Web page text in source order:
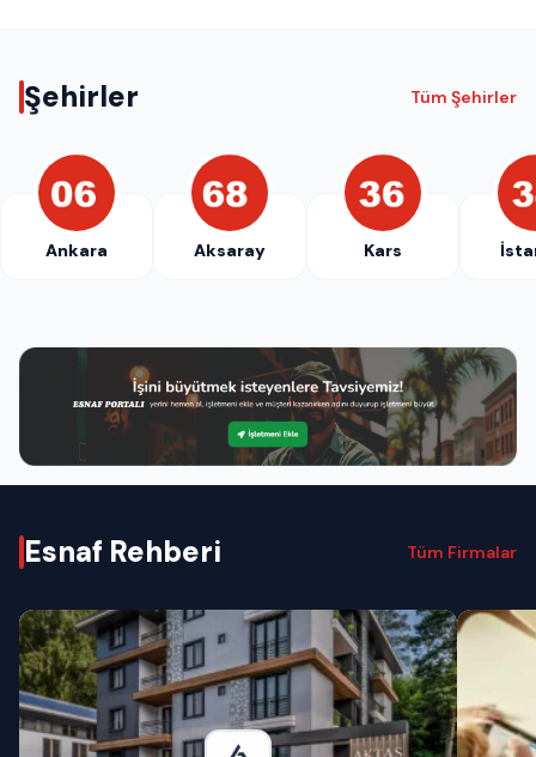
Şehirler Tüm Şehirler
Ankara Aksaray Kars
Esnaf Rehberi Tüm Firmalar